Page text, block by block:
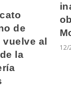
de
al
la
12/